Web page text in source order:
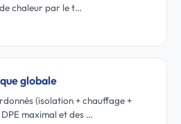
chaleur par le t…
globale
(isolation + chauffage +
maximal et des …